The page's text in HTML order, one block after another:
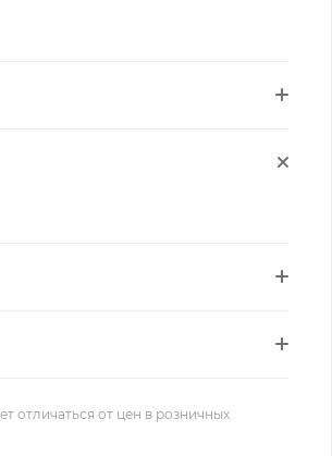
отличаться от цен в розничных